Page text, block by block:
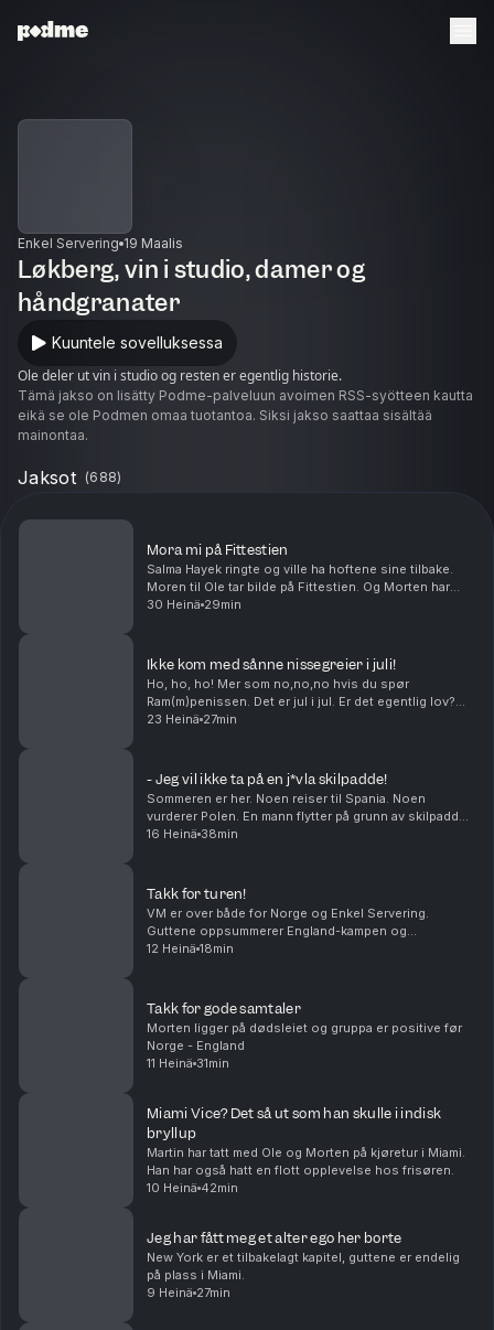
Enkel Servering 19 Maalis
Løkberg, vin i studio, damer og
håndgranater
Kuuntele sovelluksessa
Ole deler ut vin i studio og resten er egentlig historie.
Tämä jakso on lisätty Podme-palveluun avoimen RSS-syötteen kautta
eikä se ole Podmen omaa tuotantoa. Siksi jakso saattaa sisältää
mainontaa.
Jaksot (688)
Mora mi på Fittestien
Salma Hayek ringte og ville ha hoftene sine tilbake.
Moren til Ole tar bilde på Fittestien. Og Morten har
visst en greie med å krangle med dyr. Middagstips:
30 Heinä 29min
Ikke kom med sånne nissegreier i juli!
Ho, ho, ho! Mer som no,no,no hvis du spør
Ram(m)penissen. Det er jul i jul. Er det egentlig lov?
Hvilken sunn matrett vil du egentlig at skal smake
23 Heinä 27min
- Jeg vil ikke ta på en j*vla skilpadde!
Sommeren er her. Noen reiser til Spania. Noen
vurderer Polen. En mann flytter på grunn av skilpadder.
Livet tar folk i forskjellige retninger.Middagstips:
16 Heinä 38min
Takk for turen!
VM er over både for Norge og Enkel Servering.
Guttene oppsummerer England-kampen og
mesterskapet. Takk for følget!
12 Heinä 18min
Takk for gode samtaler
Morten ligger på dødsleiet og gruppa er positive før
Norge - England
11 Heinä 31min
Miami Vice? Det så ut som han skulle i indisk
bryllup
Martin har tatt med Ole og Morten på kjøretur i Miami.
Han har også hatt en flott opplevelse hos frisøren.
10 Heinä 42min
Jeg har fått meg et alter ego her borte
New York er et tilbakelagt kapitel, guttene er endelig
på plass i Miami.
9 Heinä 27min